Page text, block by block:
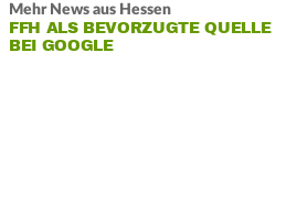
Mehr News aus Hessen
FFH ALS BEVORZUGTE QUELLE
BEI GOOGLE